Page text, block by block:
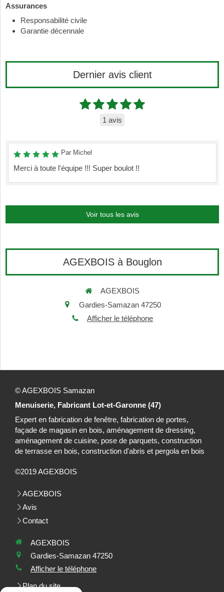
Assurances
Responsabilité civile
Garantie décennale
Dernier avis client
1 avis
Par Michel
Merci à toute l'équipe !!! Super boulot !!
Voir tous les avis
AGEXBOIS à Bouglon
AGEXBOIS
Gardies-Samazan 47250
Afficher le téléphone
© AGEXBOIS Samazan
Menuiserie, Fabricant Lot-et-Garonne (47)
Expert en fabrication de fenêtre, fabrication de portes,
façade de magasin en bois, aménagement de dressing,
aménagement de cuisine, pose de parquets, construction
de terrasse en bois, construction d'abris et pergola en bois
©2019 AGEXBOIS
AGEXBOIS
Avis
Contact
AGEXBOIS
Gardies-Samazan 47250
Afficher le téléphone
Plan du site